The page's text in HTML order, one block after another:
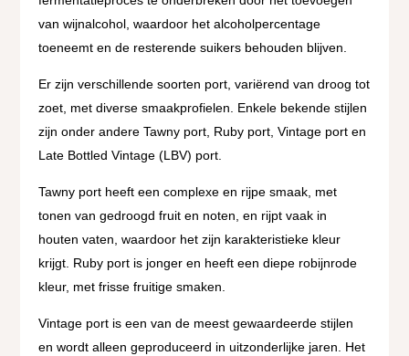
van wijnalcohol, waardoor het alcoholpercentage
toeneemt en de resterende suikers behouden blijven.
Er zijn verschillende soorten port, variërend van droog tot
zoet, met diverse smaakprofielen. Enkele bekende stijlen
zijn onder andere Tawny port, Ruby port, Vintage port en
Late Bottled Vintage (LBV) port.
Tawny port heeft een complexe en rijpe smaak, met
tonen van gedroogd fruit en noten, en rijpt vaak in
houten vaten, waardoor het zijn karakteristieke kleur
krijgt. Ruby port is jonger en heeft een diepe robijnrode
kleur, met frisse fruitige smaken.
Vintage port is een van de meest gewaardeerde stijlen
en wordt alleen geproduceerd in uitzonderlijke jaren. Het